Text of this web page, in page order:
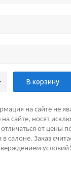
В корзину
на сайте не
сайте, носят
отличаться от цены
в салоне. Заказ
условий!